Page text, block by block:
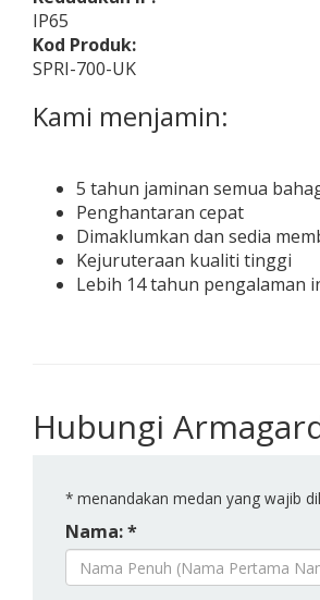
IP65
Kod Produk:
SPRI-700-UK
Kami menjamin:
5 tahun jaminan semua
Penghantaran cepat
Dimaklumkan dan sedia
Kejuruteraan kualiti tinggi
Lebih 14 tahun pengalaman
Hubungi
* menandakan medan yang wajib
Nama: *